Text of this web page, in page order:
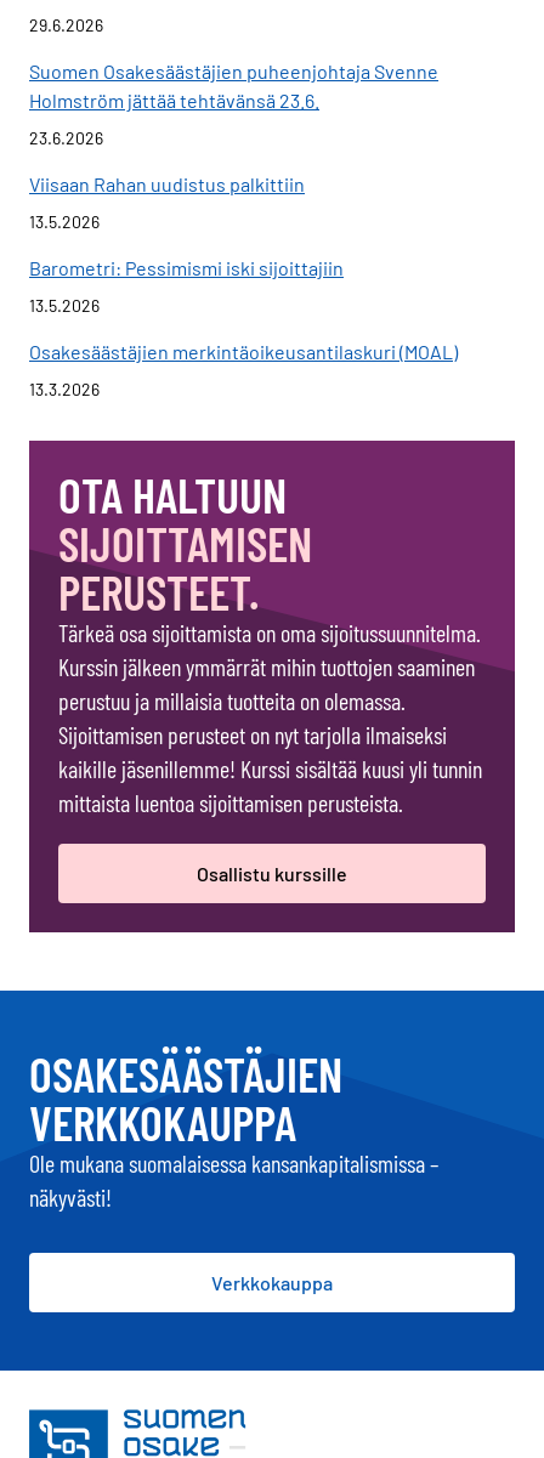
29.6.2026
Suomen Osakesäästäjien puheenjohtaja Svenne
Holmström jättää tehtävänsä 23.6.
23.6.2026
Viisaan Rahan uudistus palkittiin
13.5.2026
Barometri: Pessimismi iski sijoittajiin
13.5.2026
Osakesäästäjien merkintäoikeusantilaskuri (MOAL)
13.3.2026
OTA HALTUUN
SIJOITTAMISEN
PERUSTEET.
Tärkeä osa sijoittamista on oma sijoitussuunnitelma.
Kurssin jälkeen ymmärrät mihin tuottojen saaminen
perustuu ja millaisia tuotteita on olemassa.
Sijoittamisen perusteet on nyt tarjolla ilmaiseksi
kaikille jäsenillemme! Kurssi sisältää kuusi yli tunnin
mittaista luentoa sijoittamisen perusteista.
Osallistu kurssille
OSAKESÄÄSTÄJIEN
VERKKOKAUPPA
Ole mukana suomalaisessa kansankapitalismissa –
näkyvästi!
Verkkokauppa